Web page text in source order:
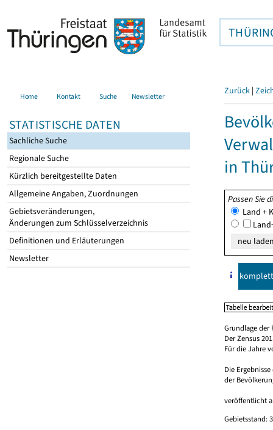
Home Kontakt Suche Newsletter
STATISTISCHE DATEN
Sachliche Suche
Regionale Suche
Kürzlich bereitgestellte Daten
Allgemeine Angaben, Zuordnungen
Gebietsveränderungen,
Änderungen zum Schlüsselverzeichnis
Definitionen und Erläuterungen
Newsletter
Zurück |
in
Passen Sie
Land +
komplett
Grundlage der
Der Zensus
Für die Jahre
Die
der
veröffentlicht
Gebietsstand: